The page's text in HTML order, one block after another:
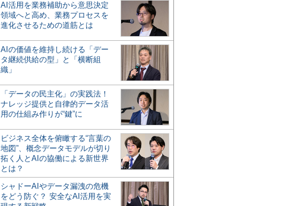
AI活用を業務補助から意思決定
領域へと高め、業務プロセスを
進化させるための道筋とは
AIの価値を維持し続ける「デー
タ継続供給の型」と「横断組
織」
「データの民主化」の実践法！
ナレッジ提供と自律的データ活
用の仕組み作りが“鍵”に
ビジネス全体を俯瞰する“言葉の
地図”、概念データモデルが切り
拓く人とAIの協働による新世界
とは？
シャドーAIやデータ漏洩の危機
をどう防ぐ？ 安全なAI活用を実